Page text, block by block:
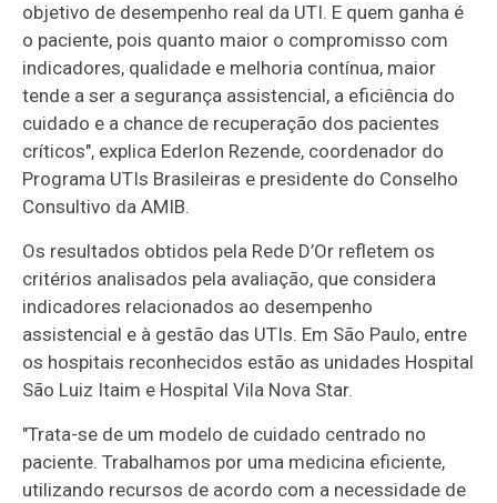
objetivo de desempenho real da UTI. E quem ganha é
o paciente, pois quanto maior o compromisso com
indicadores, qualidade e melhoria contínua, maior
tende a ser a segurança assistencial, a eficiência do
cuidado e a chance de recuperação dos pacientes
críticos", explica Ederlon Rezende, coordenador do
Programa UTIs Brasileiras e presidente do Conselho
Consultivo da AMIB.
Os resultados obtidos pela Rede D’Or refletem os
critérios analisados pela avaliação, que considera
indicadores relacionados ao desempenho
assistencial e à gestão das UTIs. Em São Paulo, entre
os hospitais reconhecidos estão as unidades Hospital
São Luiz Itaim e Hospital Vila Nova Star.
"Trata-se de um modelo de cuidado centrado no
paciente. Trabalhamos por uma medicina eficiente,
utilizando recursos de acordo com a necessidade de